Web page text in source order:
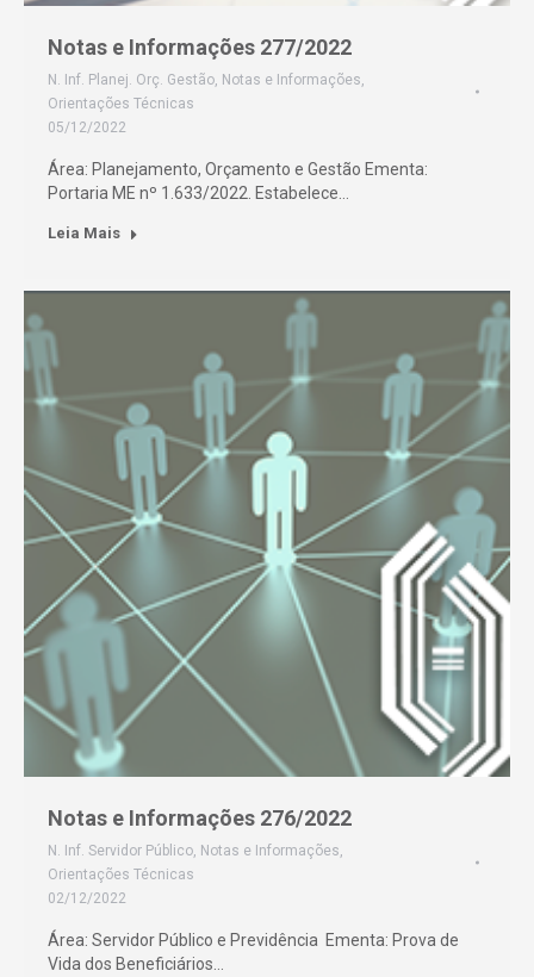
Notas e Informações 277/2022
N. Inf. Planej. Orç. Gestão, Notas e Informações,
Orientações Técnicas
05/12/2022
Área: Planejamento, Orçamento e Gestão Ementa:
Portaria ME nº 1.633/2022. Estabelece…
Leia Mais
Notas e Informações 276/2022
N. Inf. Servidor Público, Notas e Informações,
Orientações Técnicas
02/12/2022
Área: Servidor Público e Previdência Ementa: Prova de
Vida dos Beneficiários…